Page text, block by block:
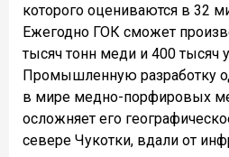
которого оцениваются в 32
Ежегодно ГОК сможет
тысяч тонн меди и 400 тысяч
Промышленную разработку
в мире медно-порфировых
осложняет его
севере Чукотки, вдали от